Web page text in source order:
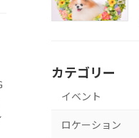
カテゴリー
イベント
ロケーション